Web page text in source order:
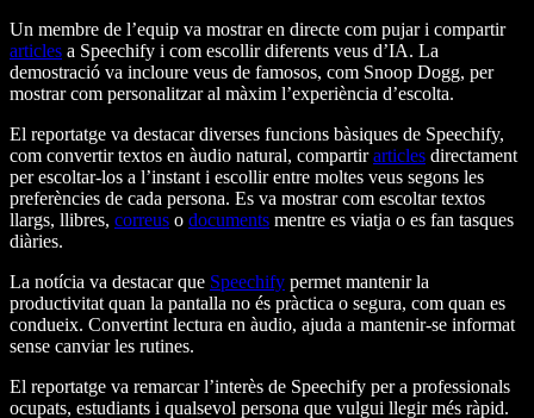
Un membre de l’equip va mostrar en directe com pujar i compartir
articles a Speechify i com escollir diferents veus d’IA. La
demostració va incloure veus de famosos, com Snoop Dogg, per
mostrar com personalitzar al màxim l’experiència d’escolta.
El reportatge va destacar diverses funcions bàsiques de Speechify,
com convertir textos en àudio natural, compartirarticles directament
per escoltar-los a l’instant i escollir entre moltes veus segons les
preferències de cada persona. Es va mostrar com escoltar textos
llargs, llibres, correus o documents mentre es viatja o es fan tasques
diàries.
La notícia va destacar que Speechify permet mantenir la
productivitat quan la pantalla no és pràctica o segura, com quan es
condueix. Convertint lectura en àudio, ajuda a mantenir-se informat
sense canviar les rutines.
El reportatge va remarcar l’interès de Speechify per a professionals
ocupats, estudiants i qualsevol persona que vulgui llegir més ràpid.